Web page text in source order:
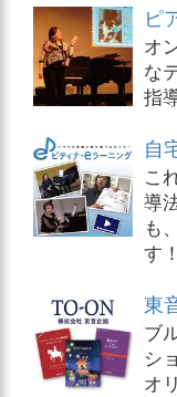
ピ
オ
な
指
自
こ
導
も
す！
東
ブ
シ
オ